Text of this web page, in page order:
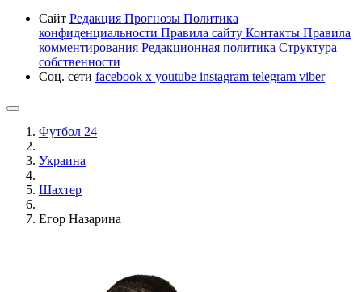
Сайт Редакция Прогнозы Политика
конфиденциальности Правила сайту Контакты Правила
комментирования Редакционная политика Структура
собственности
Соц. сети facebook x youtube instagram telegram viber
Футбол 24
Украина
Шахтер
Егор Назарина